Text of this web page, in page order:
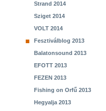
Strand 2014
Sziget 2014
VOLT 2014
Fesztiválblog 2013
Balatonsound 2013
EFOTT 2013
FEZEN 2013
Fishing on Orfű 2013
Hegyalja 2013